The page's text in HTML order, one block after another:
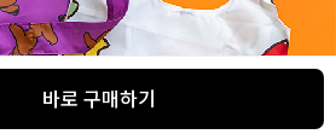
바로 구매하기